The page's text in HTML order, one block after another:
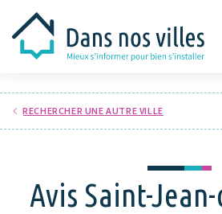
RECHERCHER UNE AUTRE VILLE
Avis Saint-